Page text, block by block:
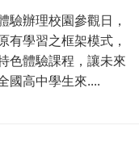
驗辦理校園參觀日，
有學習之框架模式，
色體驗課程，讓未來
國高中學生來....